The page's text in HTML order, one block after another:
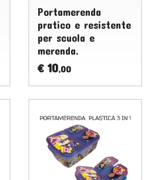
Portamerenda
pratico e resistente
per scuola e
merenda.
€ 10,00